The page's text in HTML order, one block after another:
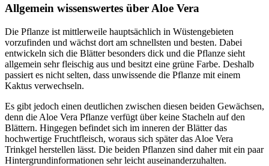
Allgemein wissenswertes über Aloe Vera
Die Pflanze ist mittlerweile hauptsächlich in Wüstengebieten
vorzufinden und wächst dort am schnellsten und besten. Dabei
entwickeln sich die Blätter besonders dick und die Pflanze sieht
allgemein sehr fleischig aus und besitzt eine grüne Farbe. Deshalb
passiert es nicht selten, dass unwissende die Pflanze mit einem
Kaktus verwechseln.
Es gibt jedoch einen deutlichen zwischen diesen beiden Gewächsen,
denn die Aloe Vera Pflanze verfügt über keine Stacheln auf den
Blättern. Hingegen befindet sich im inneren der Blätter das
hochwertige Fruchtfleisch, woraus sich später das Aloe Vera
Trinkgel herstellen lässt. Die beiden Pflanzen sind daher mit ein paar
Hintergrundinformationen sehr leicht auseinanderzuhalten.